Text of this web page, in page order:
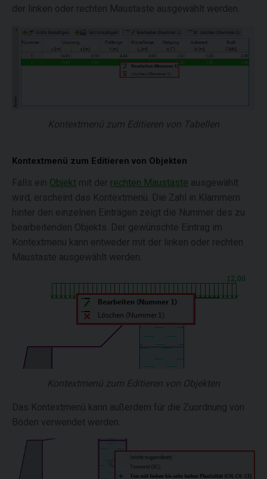
der linken oder rechten Maustaste ausgewählt werden.
Kontextmenü zum Editieren von Tabellen
Kontextmenü zum Editieren von Objekten
Falls ein Objekt mit der rechten Maustaste ausgewählt
wird, erscheint das Kontextmenü. Die Zahl in Klammern
hinter den einzelnen Einträgen zeigt die Nummer des zu
bearbeitenden Objekts. Der gewünschte Eintrag im
Kontextmenü kann entweder mit der linken oder rechten
Maustaste ausgewählt werden.
Kontextmenü zum Editieren von Objekten
Das Kontextmenü kann außerdem für die Zuordnung von
Böden verwendet werden.